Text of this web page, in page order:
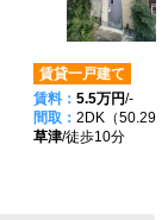
賃貸一戸建て
賃料： 5.5万円/-
間取： 2DK（50.29
草津/徒歩10分